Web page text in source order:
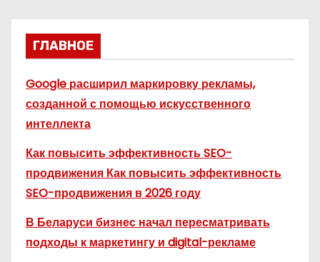
ГЛАВНОЕ
Google расширил маркировку рекламы,
созданной с помощью искусственного
интеллекта
Как повысить эффективность SEO-
продвижения Как повысить эффективность
SEO-продвижения в 2026 году
В Беларуси бизнес начал пересматривать
подходы к маркетингу и digital-рекламе